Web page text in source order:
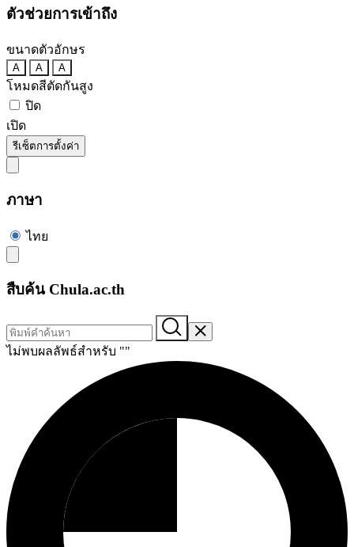
ตัวช่วยการเข้าถึง
ขนาดตัวอักษร
A A A
โหมดสีตัดกันสูง
ปิด
เปิด
รีเซ็ตการตั้งค่า
ภาษา
ไทย
สืบค้น Chula.ac.th
ไม่พบผลลัพธ์สำหรับ ""